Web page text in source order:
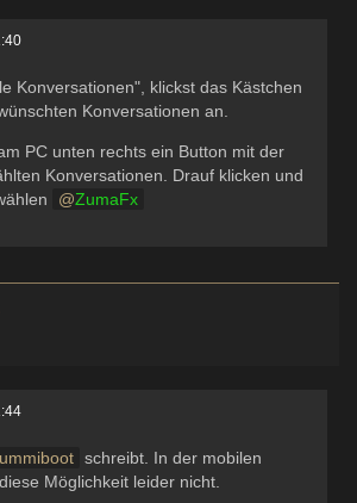
Konversationen", klickst das Kästchen
Konversationen an.
PC unten rechts ein Button mit der
Konversationen. Drauf klicken und
ZumaFx
schreibt. In der mobilen
Möglichkeit leider nicht.